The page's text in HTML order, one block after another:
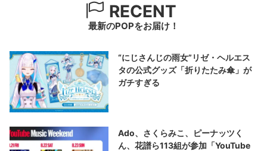
RECENT
最新のPOPをお届け！
“にじさんじの雨女”リゼ・ヘルエス
タの公式グッズ「折りたたみ傘」が
ガチすぎる
Ado、さくらみこ、ピーナッツく
ん、花譜ら113組が参加「YouTube